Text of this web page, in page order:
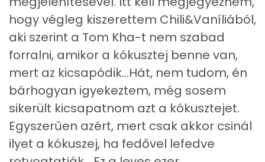
hogy végleg kiszerettem Chili&Vaníliából,
aki szerint a Tom Kha-t nem szabad
forralni, amikor a kókusztej benne van,
mert az kicsapódik...Hát, nem tudom, én
bárhogyan igyekeztem, még sosem
sikerült kicsapatnom azt a kókusztejet.
Egyszerűen azért, mert csak akkor csinál
ilyet a kókuszej, ha fedővel lefedve